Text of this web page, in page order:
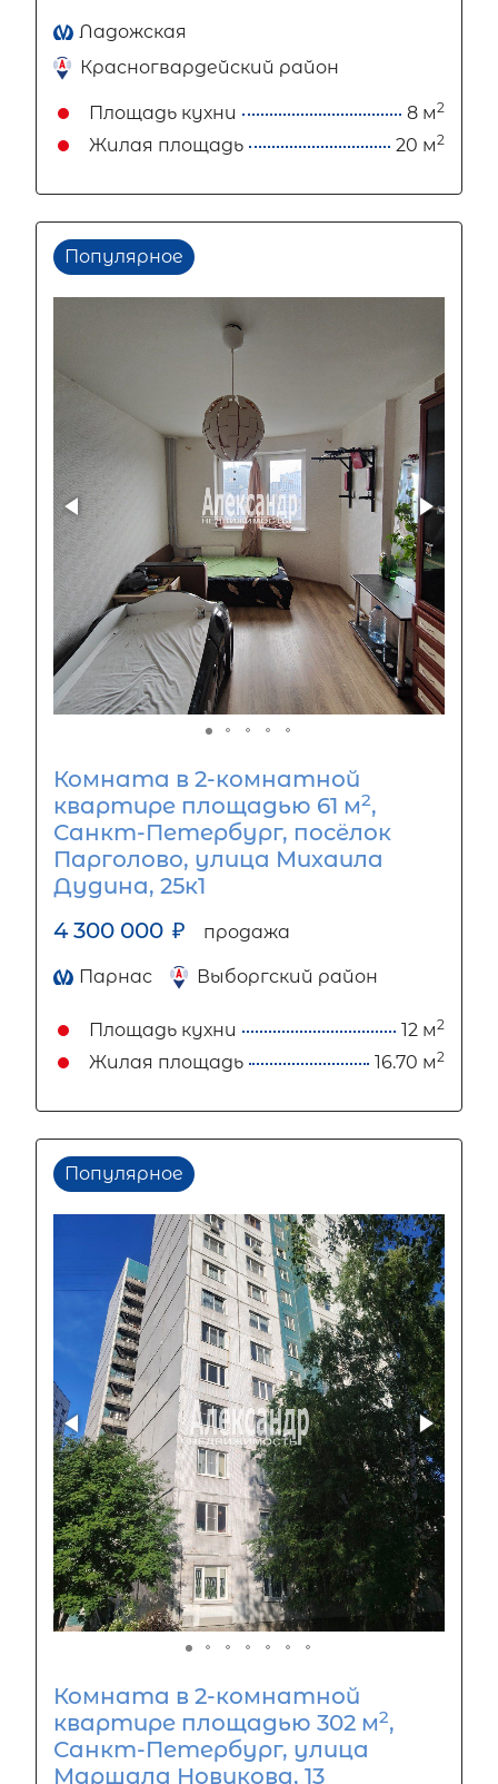
Ладожская
Красногвардейский район
Площадь кухни 8 м2
Жилая площадь 20 м2
Популярное
Комната в 2-комнатной
квартире площадью 61 м2,
Санкт-Петербург, посёлок
Парголово, улица Михаила
Дудина, 25к1
4 300 000 ₽ продажа
Парнас Выборгский район
Площадь кухни 12 м2
Жилая площадь 16.70 м2
Популярное
Комната в 2-комнатной
квартире площадью 302 м2,
Санкт-Петербург, улица
Маршала Новикова, 13